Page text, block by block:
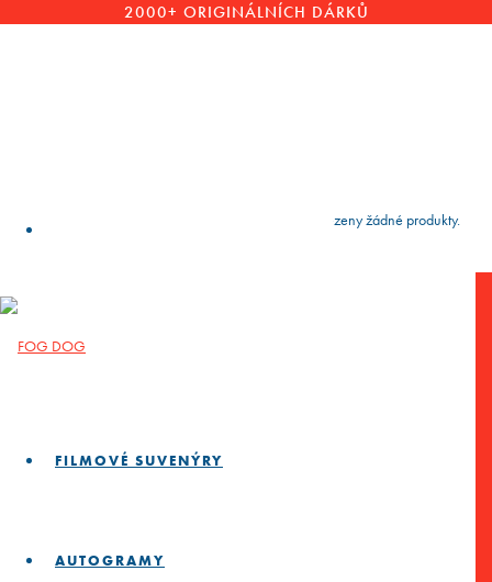
2000+ ORIGINÁLNÍCH DÁRKŮ
FILMOVÉ SUVENÝRY
AUTOGRAMY
Nebyly nalezeny žádné produkty.